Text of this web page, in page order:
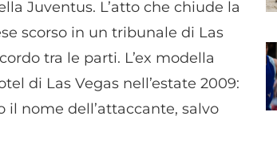
Juventus. L’atto che chiude la
scorso in un tribunale di Las
tra le parti. L’ex modella
di Las Vegas nell’estate 2009:
il nome dell’attaccante, salvo